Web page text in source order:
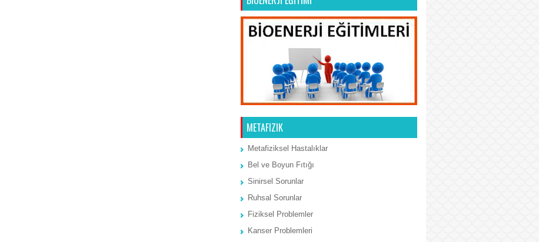
METAFIZIK
Metafiziksel Hastalıklar
Bel ve Boyun Fıtığı
Sinirsel Sorunlar
Ruhsal Sorunlar
Fiziksel Problemler
Kanser Problemleri